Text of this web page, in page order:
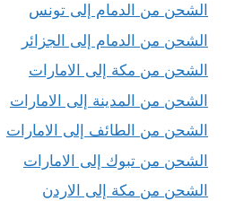
الشحن من الدمام إلى تونس
الشحن من الدمام إلى الجزائر
الشحن من مكة إلى الامارات
الشحن من المدينة إلى الامارات
الشحن من الطائف إلى الامارات
الشحن من تبوك إلى الامارات
الشحن من مكة إلى الاردن